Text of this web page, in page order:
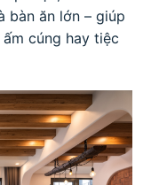
bàn ăn lớn – giúp
cúng hay tiệc